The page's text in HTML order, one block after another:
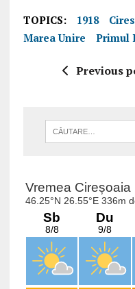
TOPICS: 1918
Marea Unire
Primul
Previous